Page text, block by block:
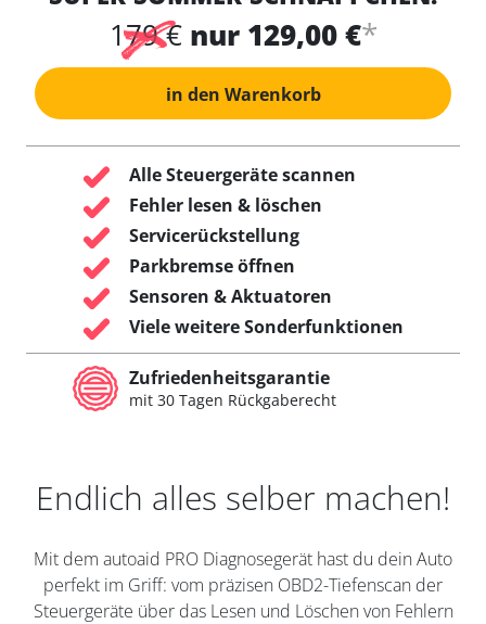
179 € nur 129,00 €*
in den Warenkorb
Alle Steuergeräte scannen
Fehler lesen & löschen
Servicerückstellung
Parkbremse öffnen
Sensoren & Aktuatoren
Viele weitere Sonderfunktionen
Zufriedenheitsgarantie
mit 30 Tagen Rückgaberecht
Endlich alles selber machen!
Mit dem autoaid PRO Diagnosegerät hast du dein Auto
perfekt im Griff: vom präzisen OBD2-Tiefenscan der
Steuergeräte über das Lesen und Löschen von Fehlern